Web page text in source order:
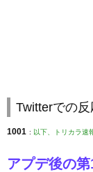
Twitterでの
1001 : 以下、トリカラ速
アプデ後の